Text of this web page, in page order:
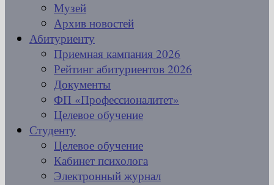
Музей
Архив новостей
Абитуриенту
Приемная кампания 2026
Рейтинг абитуриентов 2026
Документы
ФП «Профессионалитет»
Целевое обучение
Студенту
Целевое обучение
Кабинет психолога
Электронный журнал